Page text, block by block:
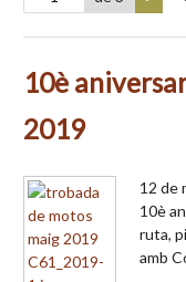
10è
2019
12 de
10è
ruta,
amb